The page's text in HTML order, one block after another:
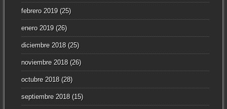
febrero 2019(25)
enero 2019(26)
diciembre 2018(25)
noviembre 2018(26)
octubre 2018(28)
septiembre 2018(15)